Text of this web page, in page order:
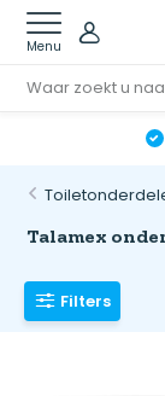
Menu
Talamex
Filters